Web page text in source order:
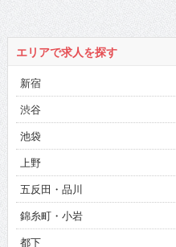
エリアで求人を探す
新宿
渋谷
池袋
上野
五反田・品川
錦糸町・小岩
都下